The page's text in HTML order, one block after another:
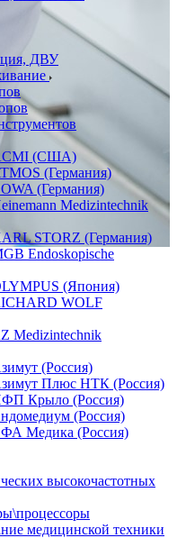
ДВУ
(США)
(Германия)
(Германия)
Medizintechnik
STORZ (Германия)
Endoskopische
(Япония)
WOLF
Medizintechnik
(Россия)
Плюс НТК (Россия)
Крыло (Россия)
(Россия)
Медика (Россия)
высокочастотных
медицинской техники